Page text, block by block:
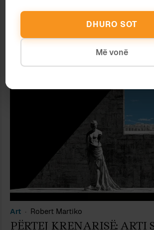
Aourela Vintou
T’I SHËRBESH TRADITËS
Art Robert Martiko
PËRTEJ KRENARISË: ARTI
DHURO SOT
Më vonë